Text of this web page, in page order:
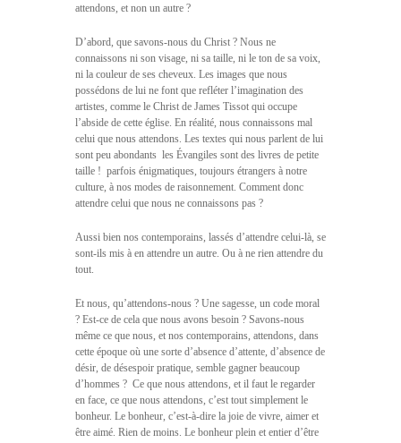
attendons, et non un autre ?
D’abord, que savons-nous du Christ ? Nous ne
connaissons ni son visage, ni sa taille, ni le ton de sa voix,
ni la couleur de ses cheveux. Les images que nous
possédons de lui ne font que refléter l’imagination des
artistes, comme le Christ de James Tissot qui occupe
l’abside de cette église. En réalité, nous connaissons mal
celui que nous attendons. Les textes qui nous parlent de lui
sont peu abondants  les Évangiles sont des livres de petite
taille !  parfois énigmatiques, toujours étrangers à notre
culture, à nos modes de raisonnement. Comment donc
attendre celui que nous ne connaissons pas ?
Aussi bien nos contemporains, lassés d’attendre celui-là, se
sont-ils mis à en attendre un autre. Ou à ne rien attendre du
tout.
Et nous, qu’attendons-nous ? Une sagesse, un code moral
? Est-ce de cela que nous avons besoin ? Savons-nous
même ce que nous, et nos contemporains, attendons, dans
cette époque où une sorte d’absence d’attente, d’absence de
désir, de désespoir pratique, semble gagner beaucoup
d’hommes ?  Ce que nous attendons, et il faut le regarder
en face, ce que nous attendons, c’est tout simplement le
bonheur. Le bonheur, c’est-à-dire la joie de vivre, aimer et
être aimé. Rien de moins. Le bonheur plein et entier d’être